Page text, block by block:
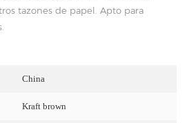
tazones de papel. Apto para
China
Kraft brown